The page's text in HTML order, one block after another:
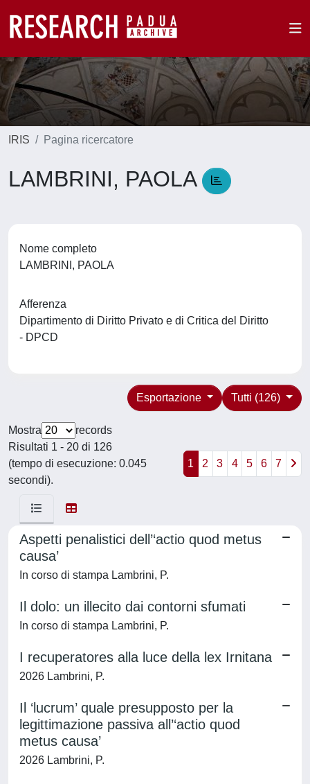
IRIS Pagina ricercatore
LAMBRINI, PAOLA
Nome completo
LAMBRINI, PAOLA
Afferenza
Dipartimento di Diritto Privato e di Critica del Diritto
- DPCD
Tutti (126)
Esportazione
Mostra
records
Risultati 1 - 20 di 126
(tempo di esecuzione: 0.045
secondi).
1 2 3 4 5 6 7
Aspetti penalistici dell’‘actio quod metus
causa’
In corso di stampa Lambrini, P.
Il dolo: un illecito dai contorni sfumati
In corso di stampa Lambrini, P.
I recuperatores alla luce della lex Irnitana
2026 Lambrini, P.
Il ‘lucrum’ quale presupposto per la
legittimazione passiva all’‘actio quod
metus causa’
2026 Lambrini, P.